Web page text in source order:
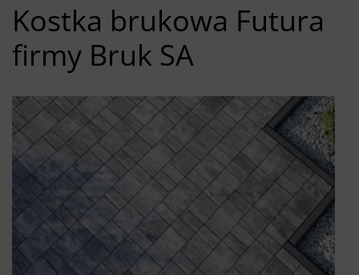
Kostka brukowa Futura
firmy Bruk SA